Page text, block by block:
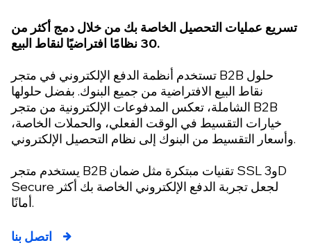
تسريع عمليات التحصيل الخاصة بك من خلال دمج أكثر من
30 نظامًا افتراضيًا لنقاط البيع.
تستخدم أنظمة الدفع الإلكتروني في متجر B2B حلول
نقاط البيع الافتراضية من جميع البنوك. بفضل حلولها
الشاملة، تعكس المدفوعات الإلكترونية من متجر B2B
خيارات التقسيط في الوقت الفعلي، والحملات الخاصة،
وأسعار التقسيط من البنوك إلى نظام التحصيل الإلكتروني.
يستخدم متجر B2B تقنيات مبتكرة مثل ضمان SSL و3D
Secure لجعل تجربة الدفع الإلكتروني الخاصة بك أكثر
أمانًا.
اتصل بنا